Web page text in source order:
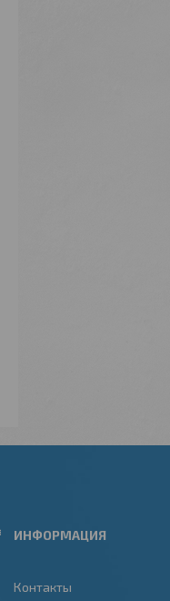
ИНФОРМАЦИЯ
Контакты